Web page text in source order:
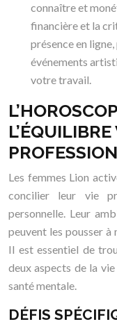
connaître et
financière et la
présence en
événements
votre travail.
Les femmes Lion
concilier leur vie
personnelle. Leur
peuvent les pousser
Il est essentiel de
deux aspects de la
santé mentale.
DÉFIS